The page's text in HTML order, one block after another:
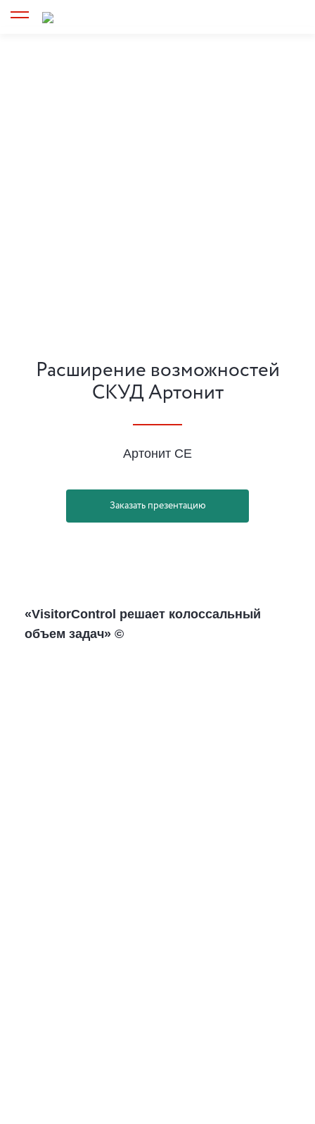
Расширение возможностей
СКУД Артонит
Артонит СЕ
Заказать презентацию
«VisitorControl решает колоссальный
объем задач» ©